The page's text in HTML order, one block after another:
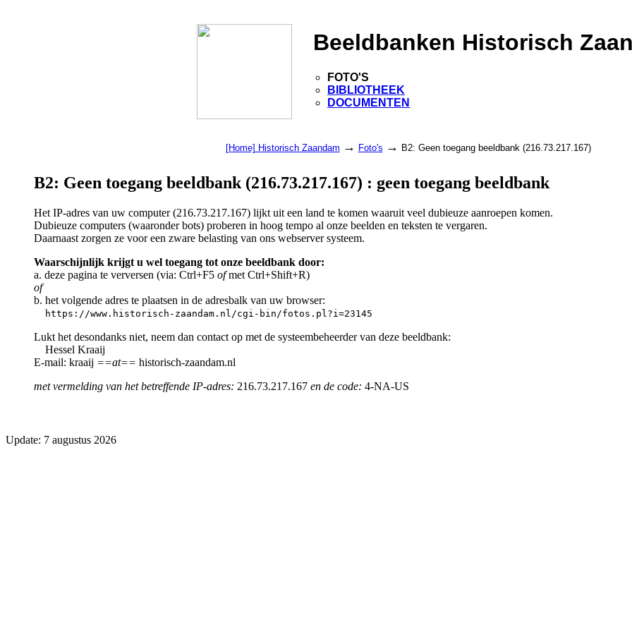
Beeldbanken Historisch
FOTO'S
BIBLIOTHEEK
DOCUMENTEN
[Home] Historisch Zaandam → Foto's → B2: Geen toegang beeldbank (216.73.217.167)
B2: Geen toegang beeldbank (216.73.217.167) : geen toegang beeldbank
Het IP-adres van uw computer (216.73.217.167) lijkt uit een land te komen waaruit veel dubieuze aanroepen komen.
Dubieuze computers (waaronder bots) proberen in hoog tempo al onze beelden en teksten te vergaren.
Daarnaast zorgen ze voor een zware belasting van ons webserver systeem.
Waarschijnlijk krijgt u wel toegang tot onze beeldbank door:
a. deze pagina te verversen (via: Ctrl+F5 ofmet Ctrl+Shift+R)
of
b. het volgende adres te plaatsen in de adresbalk van uw browser:
https://www.historisch-zaandam.nl/cgi-bin/fotos.pl?i=23145
Lukt het desondanks niet, neem dan contact op met de systeembeheerder van deze beeldbank:
Hessel Kraaij
E-mail: kraaij ==at== historisch-zaandam.nl
met vermelding van het betreffende IP-adres: 216.73.217.167 en de code: 4-NA-US
Update: 7 augustus 2026